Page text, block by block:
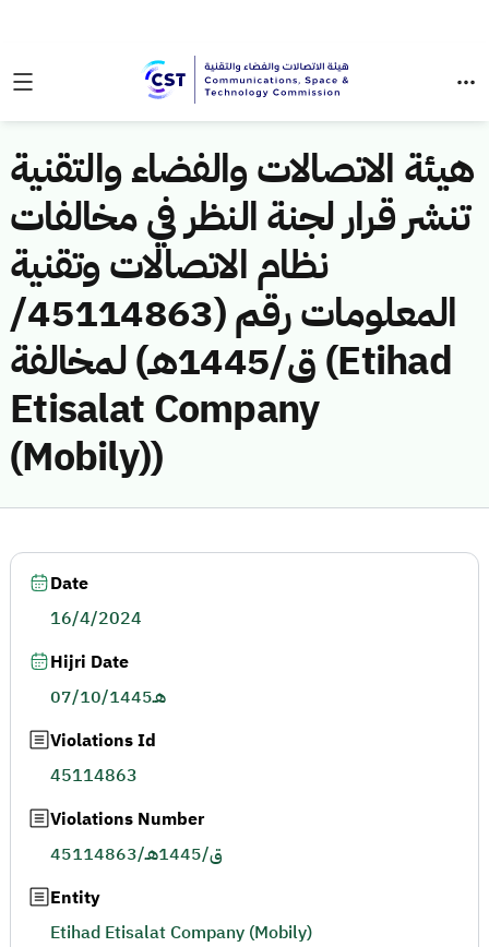
هيئة الاتصالات والفضاء والتقنية
تنشر قرار لجنة النظر في مخالفات
نظام الاتصالات وتقنية
المعلومات رقم (45114863/
ق/1445هـ) لمخالفة (Etihad
Etisalat Company
(Mobily))
Date
16/4/2024
Hijri Date
07/10/1445هـ
Violations Id
45114863
Violations Number
45114863/ق/1445هـ
Entity
Etihad Etisalat Company (Mobily)